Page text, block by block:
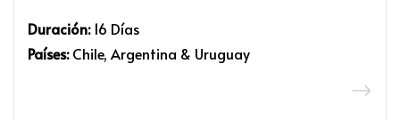
Duración:16 Días
Países:Chile, Argentina & Uruguay